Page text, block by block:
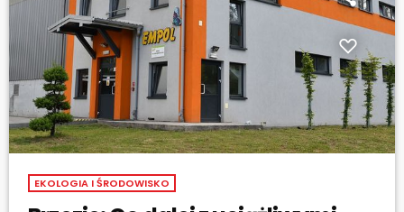
EKOLOGIA I ŚRODOWISKO